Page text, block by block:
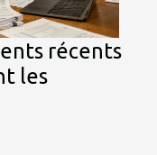
récents
les